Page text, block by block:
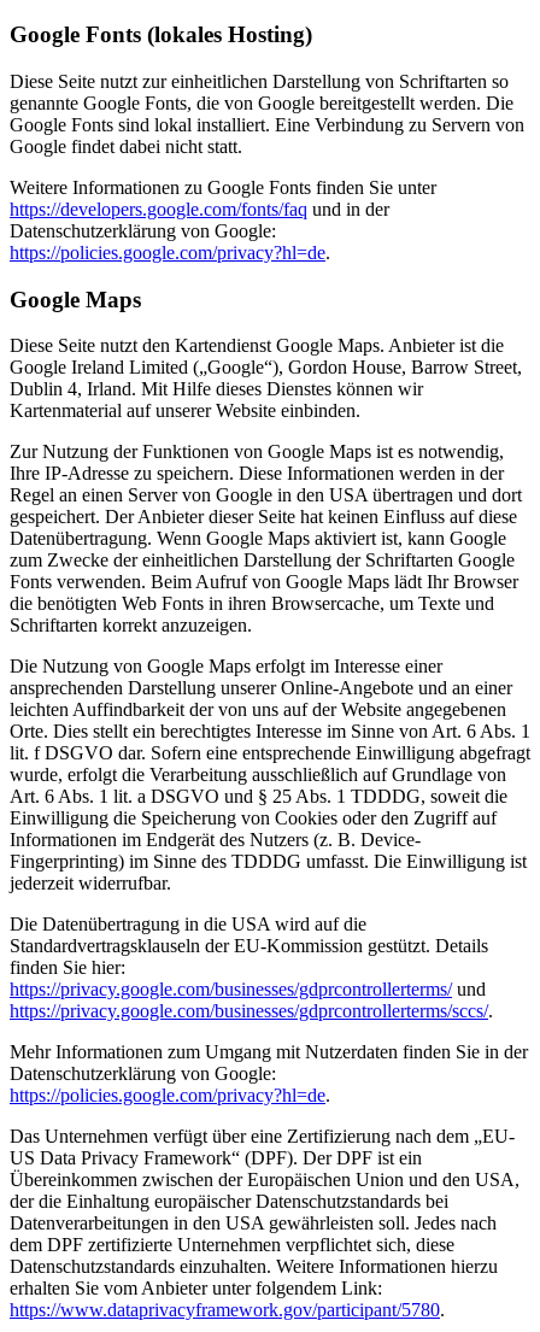
Google Fonts (lokales Hosting)
Diese Seite nutzt zur einheitlichen Darstellung von Schriftarten so
genannte Google Fonts, die von Google bereitgestellt werden. Die
Google Fonts sind lokal installiert. Eine Verbindung zu Servern von
Google findet dabei nicht statt.
Weitere Informationen zu Google Fonts finden Sie unter
https://developers.google.com/fonts/faq und in der
Datenschutzerklärung von Google:
https://policies.google.com/privacy?hl=de.
Google Maps
Diese Seite nutzt den Kartendienst Google Maps. Anbieter ist die
Google Ireland Limited („Google“), Gordon House, Barrow Street,
Dublin 4, Irland. Mit Hilfe dieses Dienstes können wir
Kartenmaterial auf unserer Website einbinden.
Zur Nutzung der Funktionen von Google Maps ist es notwendig,
Ihre IP-Adresse zu speichern. Diese Informationen werden in der
Regel an einen Server von Google in den USA übertragen und dort
gespeichert. Der Anbieter dieser Seite hat keinen Einfluss auf diese
Datenübertragung. Wenn Google Maps aktiviert ist, kann Google
zum Zwecke der einheitlichen Darstellung der Schriftarten Google
Fonts verwenden. Beim Aufruf von Google Maps lädt Ihr Browser
die benötigten Web Fonts in ihren Browsercache, um Texte und
Schriftarten korrekt anzuzeigen.
Die Nutzung von Google Maps erfolgt im Interesse einer
ansprechenden Darstellung unserer Online-Angebote und an einer
leichten Auffindbarkeit der von uns auf der Website angegebenen
Orte. Dies stellt ein berechtigtes Interesse im Sinne von Art. 6 Abs. 1
lit. f DSGVO dar. Sofern eine entsprechende Einwilligung abgefragt
wurde, erfolgt die Verarbeitung ausschließlich auf Grundlage von
Art. 6 Abs. 1 lit. a DSGVO und § 25 Abs. 1 TDDDG, soweit die
Einwilligung die Speicherung von Cookies oder den Zugriff auf
Informationen im Endgerät des Nutzers (z. B. Device-
Fingerprinting) im Sinne des TDDDG umfasst. Die Einwilligung ist
jederzeit widerrufbar.
Die Datenübertragung in die USA wird auf die
Standardvertragsklauseln der EU-Kommission gestützt. Details
finden Sie hier:
https://privacy.google.com/businesses/gdprcontrollerterms/und
https://privacy.google.com/businesses/gdprcontrollerterms/sccs/.
Mehr Informationen zum Umgang mit Nutzerdaten finden Sie in der
Datenschutzerklärung von Google:
https://policies.google.com/privacy?hl=de.
Das Unternehmen verfügt über eine Zertifizierung nach dem „EU-
US Data Privacy Framework“ (DPF). Der DPF ist ein
Übereinkommen zwischen der Europäischen Union und den USA,
der die Einhaltung europäischer Datenschutzstandards bei
Datenverarbeitungen in den USA gewährleisten soll. Jedes nach
dem DPF zertifizierte Unternehmen verpflichtet sich, diese
Datenschutzstandards einzuhalten. Weitere Informationen hierzu
erhalten Sie vom Anbieter unter folgendem Link:
https://www.dataprivacyframework.gov/participant/5780.